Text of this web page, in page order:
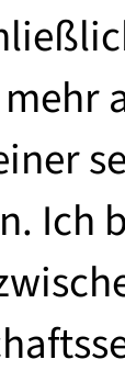
Ich